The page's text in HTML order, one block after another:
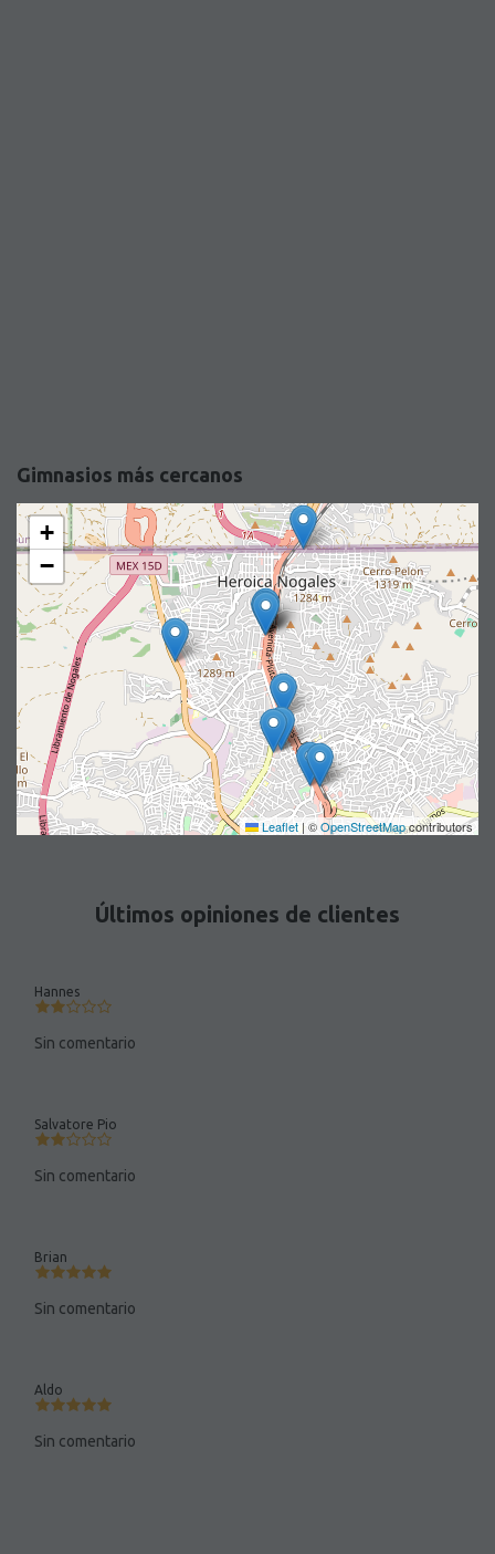
Gimnasios más cercanos
+
−
Leaflet|©OpenStreetMapcontributors
Últimos opiniones de clientes
Hannes
Sin comentario
Salvatore Pio
Sin comentario
Brian
Sin comentario
Aldo
Sin comentario